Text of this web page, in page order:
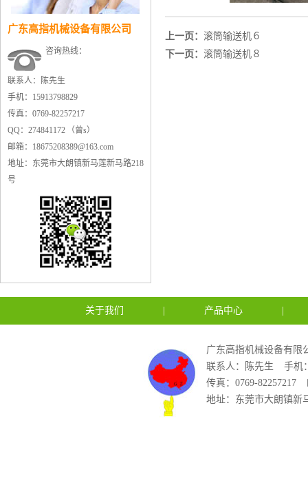
广东高指机械设备有限公司
咨询热线：
联系人：陈先生
手机：15913798829
传真：0769-82257217
QQ：274841172 （曾s）
邮箱：18675208389@163.com
地址：东莞市大朗镇新马莲新马路218
号
上一页： 滚筒输送机６
下一页： 滚筒输送机８
关于我们 产品中心
广东高指机械设备有限
联系人：陈先生
手机
传真：0769-82257217
地址：东莞市大朗镇新